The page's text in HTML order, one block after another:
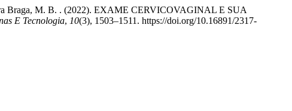
Braga, M. B. . (2022). EXAME CERVICOVAGINAL E SUA
E Tecnologia, 10(3), 1503–1511. https://doi.org/10.16891/2317-